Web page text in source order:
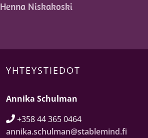
Henna Niskakoski
YHTEYSTIEDOT
Annika Schulman
+358 44 365 0464
annika.schulman@stablemind.fi